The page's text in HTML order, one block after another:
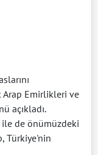
Emirlikleri ve
açıkladı.
ile de önümüzdeki
Türkiye'nin